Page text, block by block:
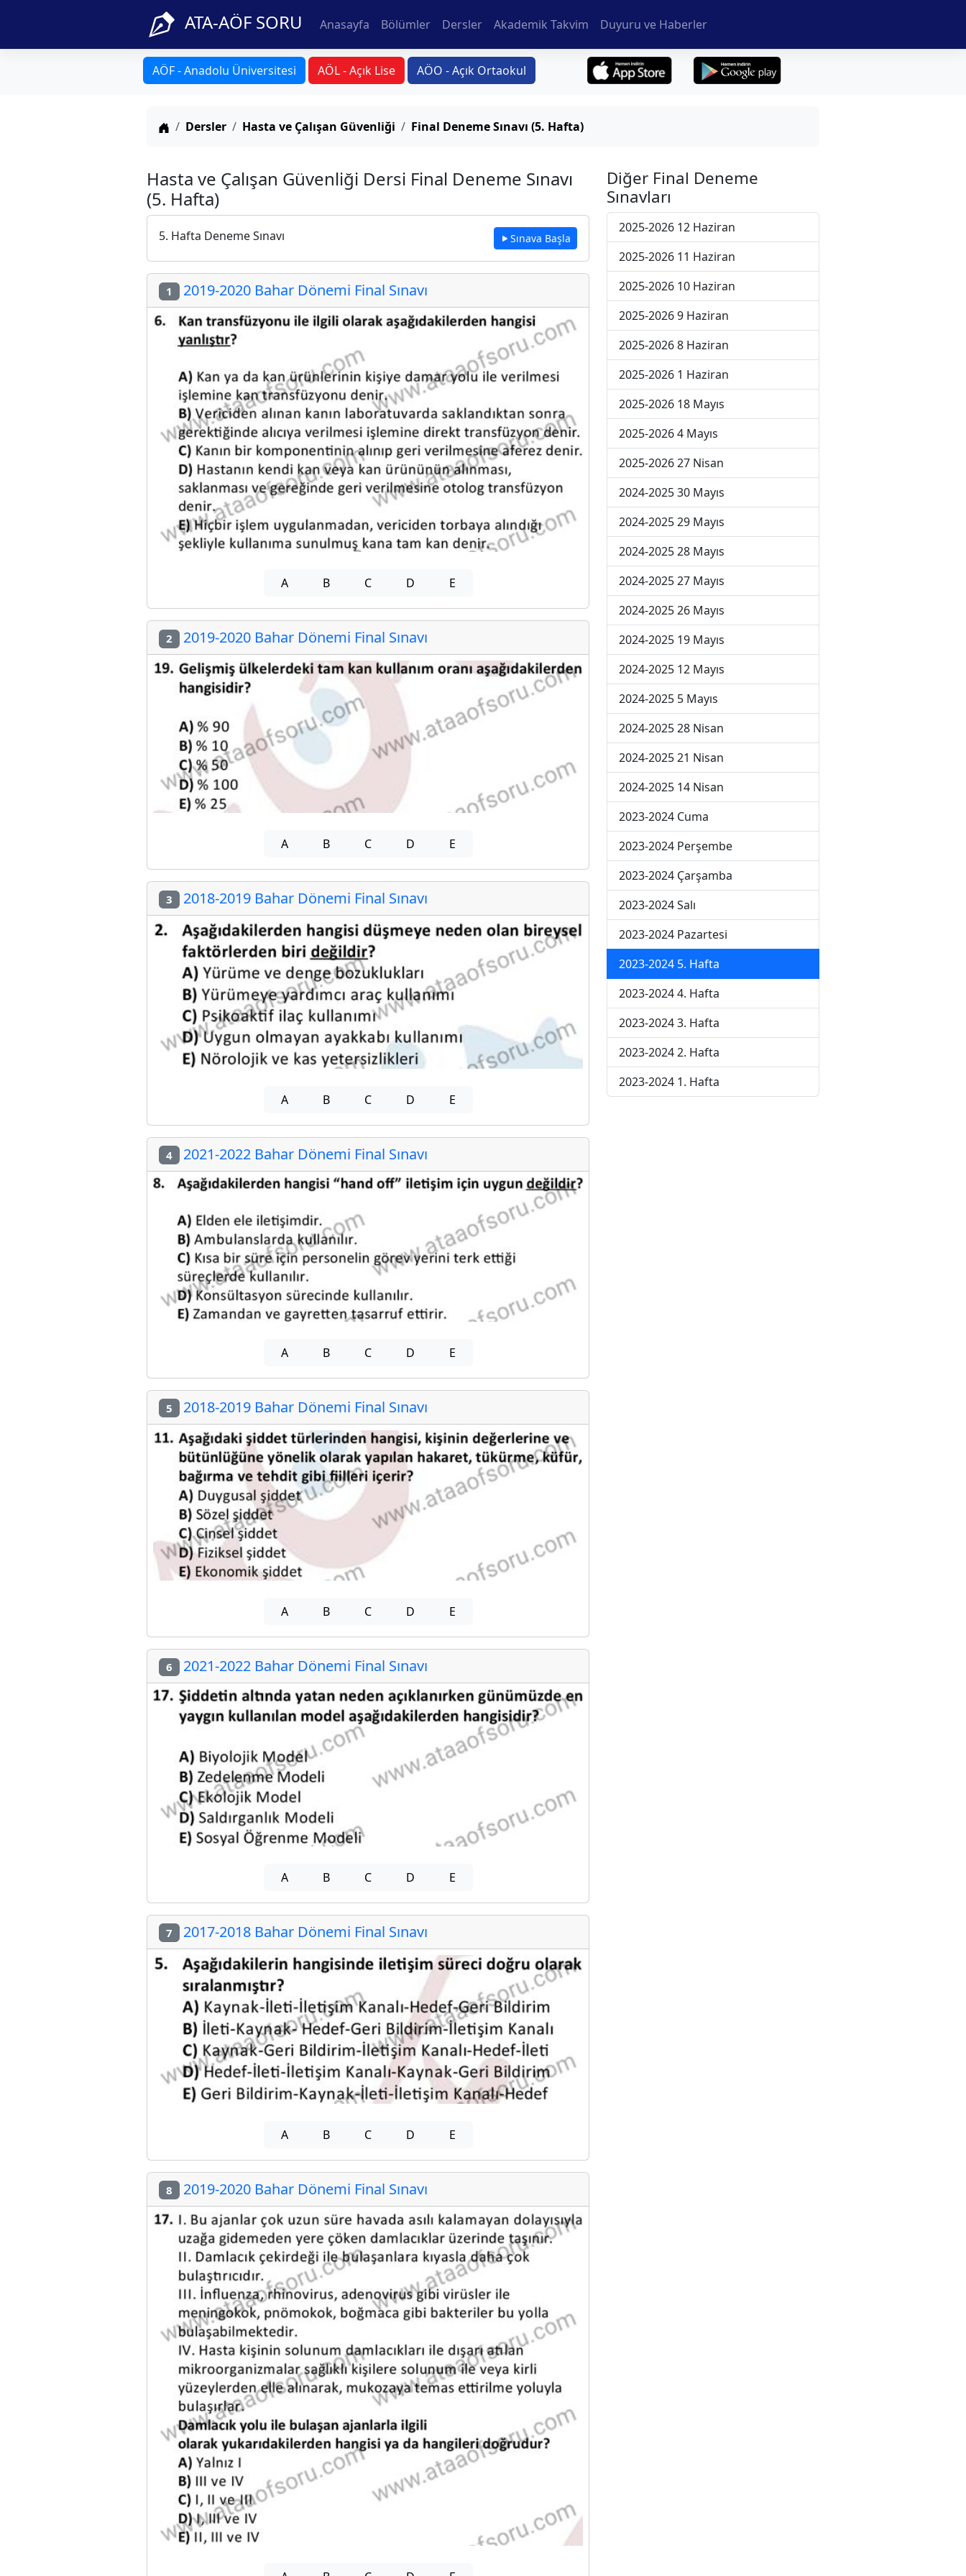
ATA-AÖF SORU Anasayfa Bölümler Dersler Akademik Takvim Duyuru ve Haberler
AÖF - Anadolu Üniversitesi AÖL - Açık Lise AÖO - Açık Ortaokul
Anasayfa
Dersler Hasta ve Çalışan Güvenliği Final Deneme Sınavı (5. Hafta)
Hasta ve Çalışan Güvenliği Dersi Final Deneme Sınavı
(5. Hafta)
5. Hafta Deneme Sınavı Sınava Başla
1 2019-2020 Bahar Dönemi Final Sınavı
A B C D E
2 2019-2020 Bahar Dönemi Final Sınavı
A B C D E
3 2018-2019 Bahar Dönemi Final Sınavı
A B C D E
4 2021-2022 Bahar Dönemi Final Sınavı
A B C D E
5 2018-2019 Bahar Dönemi Final Sınavı
A B C D E
6 2021-2022 Bahar Dönemi Final Sınavı
A B C D E
7 2017-2018 Bahar Dönemi Final Sınavı
A B C D E
8 2019-2020 Bahar Dönemi Final Sınavı
Diğer Final Deneme
Sınavları
2025-2026 12 Haziran
2025-2026 11 Haziran
2025-2026 10 Haziran
2025-2026 9 Haziran
2025-2026 8 Haziran
2025-2026 1 Haziran
2025-2026 18 Mayıs
2025-2026 4 Mayıs
2025-2026 27 Nisan
2024-2025 30 Mayıs
2024-2025 29 Mayıs
2024-2025 28 Mayıs
2024-2025 27 Mayıs
2024-2025 26 Mayıs
2024-2025 19 Mayıs
2024-2025 12 Mayıs
2024-2025 5 Mayıs
2024-2025 28 Nisan
2024-2025 21 Nisan
2024-2025 14 Nisan
2023-2024 Cuma
2023-2024 Perşembe
2023-2024 Çarşamba
2023-2024 Salı
2023-2024 Pazartesi
2023-2024 5. Hafta
2023-2024 4. Hafta
2023-2024 3. Hafta
2023-2024 2. Hafta
2023-2024 1. Hafta